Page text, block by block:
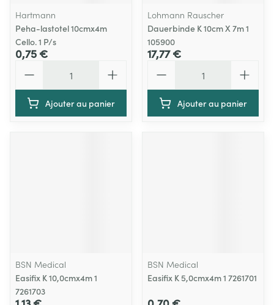
Hartmann
Peha-lastotel 10cmx4m
Cello. 1 P/s
0,75 €
Ajouter au panier
Lohmann Rauscher
Dauerbinde K 10cm X 7m 1
105900
17,77 €
Ajouter au panier
BSN Medical
Easifix K 10,0cmx4m 1
7261703
BSN Medical
Easifix K 5,0cmx4m 1 7261701